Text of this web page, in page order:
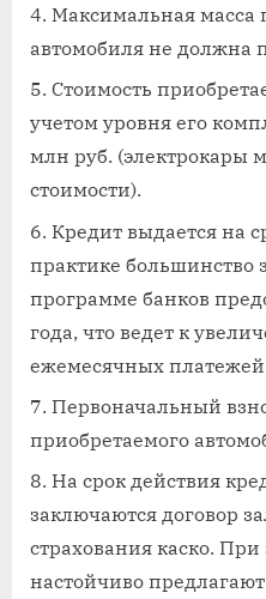
Максимальная масса
автомобиля не должна
Стоимость
учетом уровня его
млн руб. (электрокары
стоимости).
Кредит выдается на
практике большинство
программе банков
года, что ведет к
ежемесячных
Первоначальный
приобретаемого
На срок действия
заключаются договор
страхования каско.
настойчиво